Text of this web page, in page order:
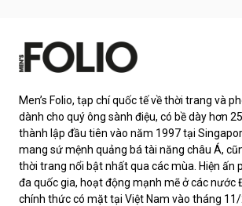
Men’s Folio, tạp chí quốc tế về thời trang và
dành cho quý ông sành điệu, có bề dày hơn
thành lập đầu tiên vào năm 1997 tại
mang sứ mệnh quảng bá tài năng châu Á,
thời trang nổi bật nhất qua các mùa. Hiện ấn
đa quốc gia, hoạt động mạnh mẽ ở các nước
chính thức có mặt tại Việt Nam vào tháng